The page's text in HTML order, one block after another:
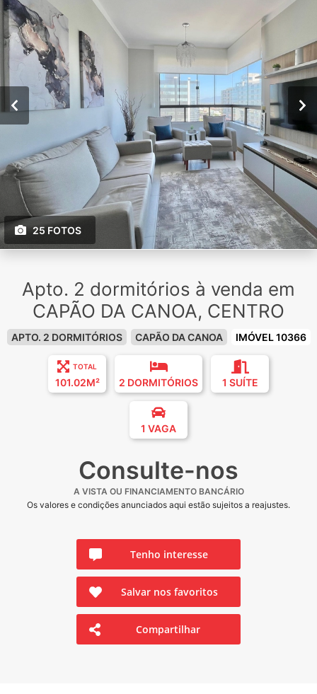
25 FOTOS
Apto. 2 dormitórios à venda em
CAPÃO DA CANOA, CENTRO
APTO. 2 DORMITÓRIOS CAPÃO DA CANOA IMÓVEL 10366
TOTAL
101.02M² 2 DORMITÓRIOS 1 SUÍTE
1 VAGA
Consulte-nos
A VISTA OU FINANCIAMENTO BANCÁRIO
Os valores e condições anunciados aqui estão sujeitos a reajustes.
Tenho interesse
Salvar nos favoritos
Compartilhar